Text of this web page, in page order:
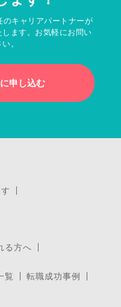
のキャリアパートナーが
ます。お気軽にお問い
。
申し込む
る方へ
覧
転職成功事例